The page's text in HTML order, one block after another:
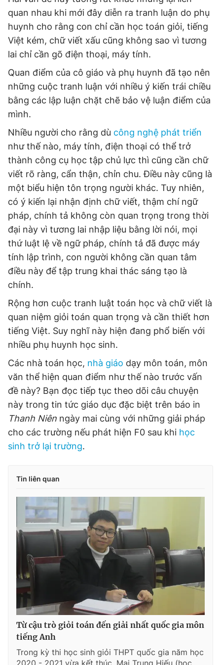
Giấy phép xuất bản số 110/GP - BTTTT cấp ngày 24.3.2020
© 2003-2026 Bản quyền thuộc về Báo Thanh Niên. Cấm sao
chép dưới mọi hình thức nếu không có sự chấp thuận bằng văn
bản. Phát triển bởi ePi Technologies, JSC.
quan nhau khi mới đây diễn ra tranh luận do phụ
huynh cho rằng con chỉ cần học toán giỏi, tiếng
Việt kém, chữ viết xấu cũng không sao vì tương
lai chỉ cần gõ điện thoại, máy tính.
Quan điểm của cô giáo và phụ huynh đã tạo nên
những cuộc tranh luận với nhiều ý kiến trái chiều
bằng các lập luận chặt chẽ bảo vệ luận điểm của
mình.
Nhiều người cho rằng dù công nghệ phát triển
như thế nào, máy tính, điện thoại có thể trở
thành công cụ học tập chủ lực thì cũng cần chữ
viết rõ ràng, cẩn thận, chỉn chu. Điều này cũng là
một biểu hiện tôn trọng người khác. Tuy nhiên,
có ý kiến lại nhận định chữ viết, thậm chí ngữ
pháp, chính tả không còn quan trọng trong thời
đại này vì tương lai nhập liệu bằng lời nói, mọi
thứ luật lệ về ngữ pháp, chính tả đã được máy
tính lập trình, con người không cần quan tâm
điều này để tập trung khai thác sáng tạo là
chính.
Rộng hơn cuộc tranh luật toán học và chữ viết là
quan niệm giỏi toán quan trọng và cần thiết hơn
tiếng Việt. Suy nghĩ này hiện đang phổ biến với
nhiều phụ huynh học sinh.
Các nhà toán học, nhà giáo dạy môn toán, môn
văn thể hiện quan điểm như thế nào trước vấn
đề này? Bạn đọc tiếp tục theo dõi câu chuyện
này trong tin tức giáo dục đặc biệt trên báo in
Thanh Niên ngày mai cùng với những giải pháp
cho các trường nếu phát hiện F0 sau khi học
sinh trở lại trường.
Tin liên quan
Từ cậu trò giỏi toán đến giải nhất quốc gia môn
tiếng Anh
Trong kỳ thi học sinh giỏi THPT quốc gia năm học
2020 - 2021 vừa kết thúc, Mai Trung Hiếu (học